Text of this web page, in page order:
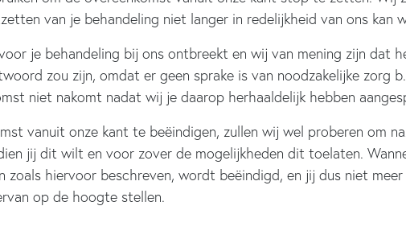
van je behandeling niet langer in redelijkheid van ons kan
je behandeling bij ons ontbreekt en wij van mening zijn dat
zou zijn, omdat er geen sprake is van noodzakelijke zorg
niet nakomt nadat wij je daarop herhaaldelijk hebben
vanuit onze kant te beëindigen, zullen wij wel proberen om
jij dit wilt en voor zover de mogelijkheden dit toelaten.
zoals hiervoor beschreven, wordt beëindigd, en jij dus niet
op de hoogte stellen.